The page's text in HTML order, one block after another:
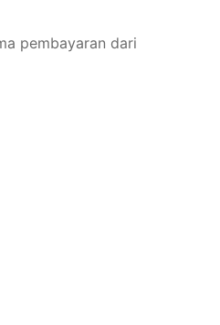
pembayaran dari